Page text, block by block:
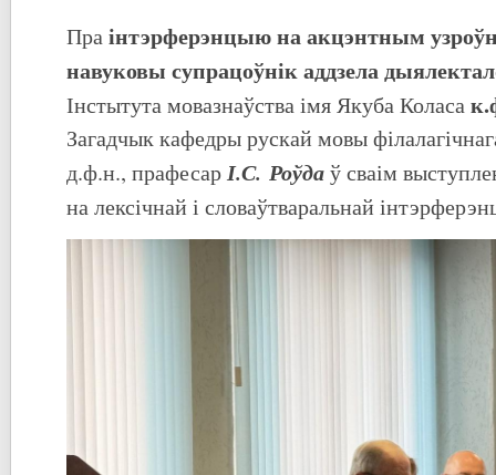
Праінтэрферэнцыю на акцэнтным
навуковы супрацоўнік аддзела
Інстытута мовазнаўства імя Якуба Коласа
Загадчык кафедры рускай мовы
д.ф.н., прафесарІ.С. Роўдаў сваім
на лексічнай і словаўтваральнай